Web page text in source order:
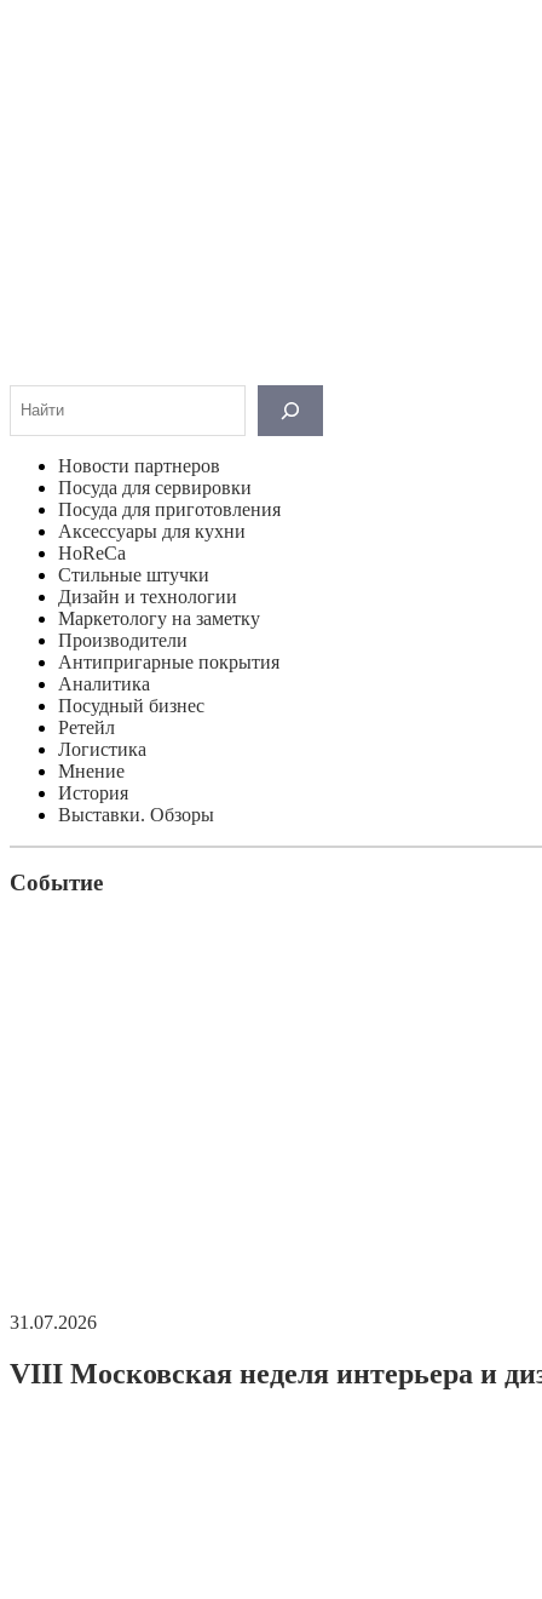
Новости партнеров
Посуда для сервировки
Посуда для приготовления
Аксессуары для кухни
HoReCa
Стильные штучки
Дизайн и технологии
Маркетологу на заметку
Производители
Антипригарные покрытия
Аналитика
Посудный бизнес
Ретейл
Логистика
Мнение
История
Выставки. Обзоры
Событие
31.07.2026
VIII Московская неделя интерьера и